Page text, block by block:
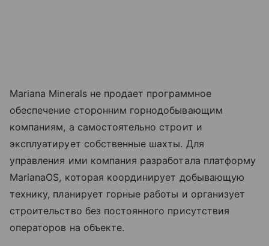
Mariana Minerals не продает программное
обеспечение сторонним горнодобывающим
компаниям, а самостоятельно строит и
эксплуатирует собственные шахты. Для
управления ими компания разработала платформу
MarianaOS, которая координирует добывающую
технику, планирует горные работы и организует
строительство без постоянного присутствия
операторов на объекте.